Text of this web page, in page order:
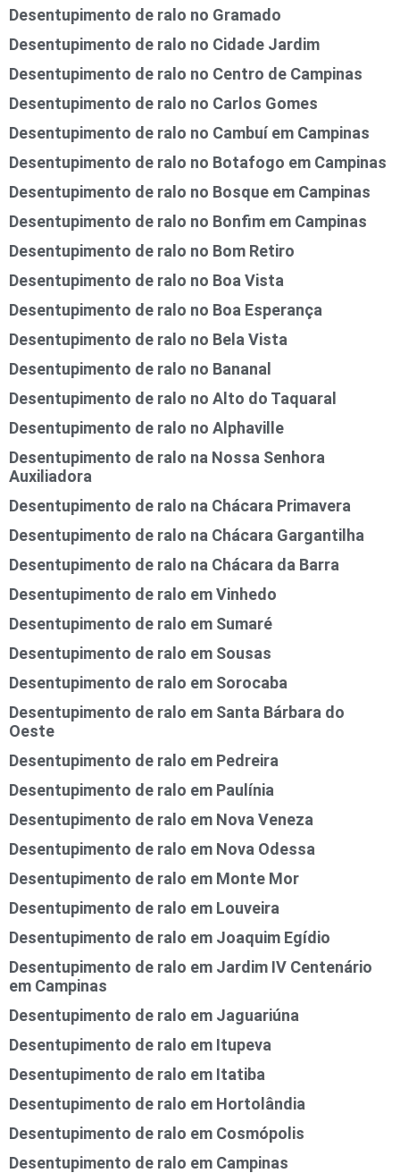
Desentupimento de ralo no Gramado
Desentupimento de ralo no Cidade Jardim
Desentupimento de ralo no Centro de Campinas
Desentupimento de ralo no Carlos Gomes
Desentupimento de ralo no Cambuí em Campinas
Desentupimento de ralo no Botafogo em Campinas
Desentupimento de ralo no Bosque em Campinas
Desentupimento de ralo no Bonfim em Campinas
Desentupimento de ralo no Bom Retiro
Desentupimento de ralo no Boa Vista
Desentupimento de ralo no Boa Esperança
Desentupimento de ralo no Bela Vista
Desentupimento de ralo no Bananal
Desentupimento de ralo no Alto do Taquaral
Desentupimento de ralo no Alphaville
Desentupimento de ralo na Nossa Senhora
Auxiliadora
Desentupimento de ralo na Chácara Primavera
Desentupimento de ralo na Chácara Gargantilha
Desentupimento de ralo na Chácara da Barra
Desentupimento de ralo em Vinhedo
Desentupimento de ralo em Sumaré
Desentupimento de ralo em Sousas
Desentupimento de ralo em Sorocaba
Desentupimento de ralo em Santa Bárbara do
Oeste
Desentupimento de ralo em Pedreira
Desentupimento de ralo em Paulínia
Desentupimento de ralo em Nova Veneza
Desentupimento de ralo em Nova Odessa
Desentupimento de ralo em Monte Mor
Desentupimento de ralo em Louveira
Desentupimento de ralo em Joaquim Egídio
Desentupimento de ralo em Jardim IV Centenário
em Campinas
Desentupimento de ralo em Jaguariúna
Desentupimento de ralo em Itupeva
Desentupimento de ralo em Itatiba
Desentupimento de ralo em Hortolândia
Desentupimento de ralo em Cosmópolis
Desentupimento de ralo em Campinas